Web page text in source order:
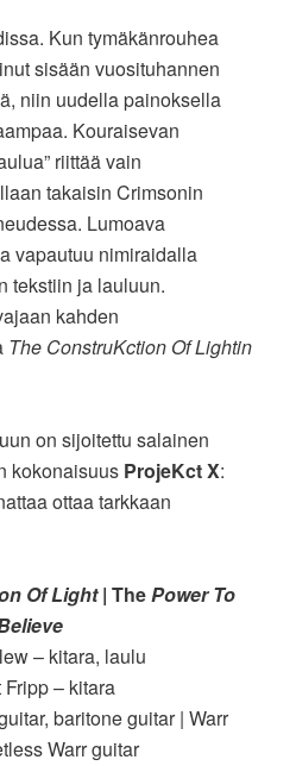
Kun tymäkänrouhea
sisään vuosituhannen
niin uudella painoksella
Kouraisevan
riittää vain
takaisin Crimsonin
Lumoava
vapautuu nimiraidalla
tekstiin ja lauluun.
kahden
The ConstruKction Of Lightin
on sijoitettu salainen
kokonaisuus ProjeKct X:
ottaa tarkkaan
Of Light| ThePower To
– kitara, laulu
Fripp – kitara
baritone guitar | Warr
Warr guitar